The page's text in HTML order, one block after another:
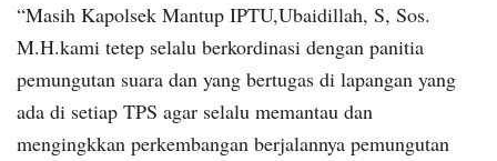
“Masih Kapolsek Mantup IPTU,Ubaidillah, S, Sos.
M.H.kami tetep selalu berkordinasi dengan panitia
pemungutan suara dan yang bertugas di lapangan yang
ada di setiap TPS agar selalu memantau dan
mengingkkan perkembangan berjalannya pemungutan